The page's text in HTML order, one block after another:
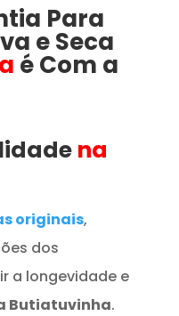
Para
e Seca
é Com a
na
originais,
dos
a longevidade e
Butiatuvinha.